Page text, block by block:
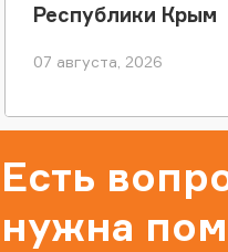
Республики Крым
07 августа, 2026
Есть
нужна